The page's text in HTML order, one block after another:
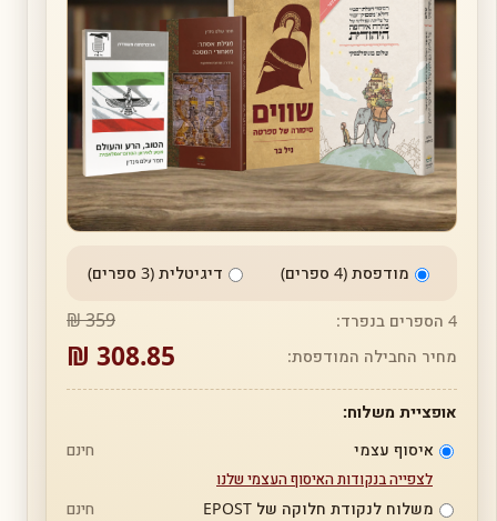
מודפסת (4 ספרים) דיגיטלית (3 ספרים)
4 הספרים בנפרד: 359 ₪
מחיר החבילה המודפסת: 308.85 ₪
אופציית משלוח:
איסוף עצמי
חינם
לצפייה בנקודות האיסוף העצמי שלנו
משלוח לנקודת חלוקה של EPOST חינם